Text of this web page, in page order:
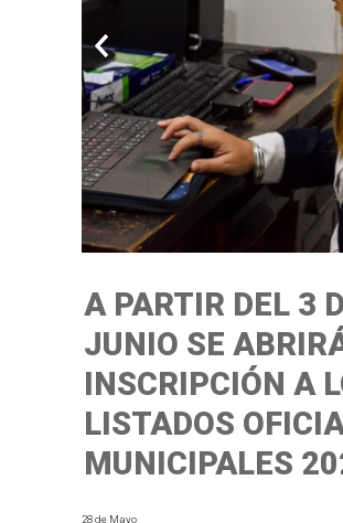
A PARTIR DEL 3
JUNIO SE
INSCRIPCIÓN A
LISTADOS
MUNICIPALES
28 de Mayo